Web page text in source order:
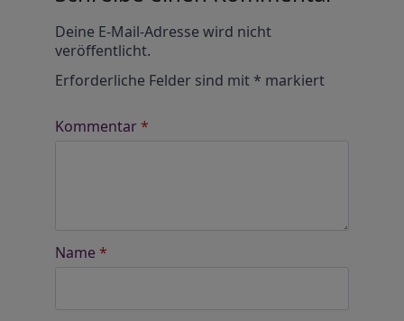
Deine E-Mail-Adresse wird nicht
veröffentlicht.
Erforderliche Felder sind mit* markiert
Kommentar*
Name *